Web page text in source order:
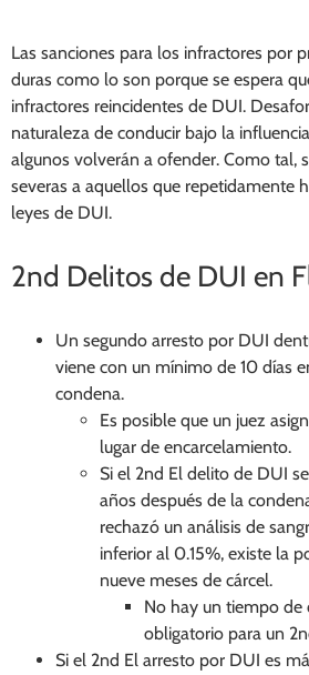
Las sanciones para los infractores por
duras como lo son porque se espera
infractores reincidentes de DUI.
naturaleza de conducir bajo la
algunos volverán a ofender. Como tal,
severas a aquellos que repetidamente
leyes de DUI.
2nd Delitos de DUI en
Un segundo arresto por DUI
viene con un mínimo de 10 días
condena.
Es posible que un juez
lugar de encarcelamiento.
Si el 2nd El delito de DUI
años después de la
rechazó un análisis de
inferior al 0.15%, existe la
nueve meses de cárcel.
No hay un tiempo de
obligatorio para un 2
Si el 2nd El arresto por DUI es